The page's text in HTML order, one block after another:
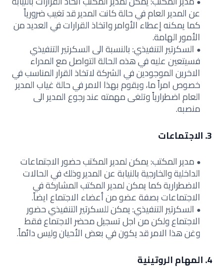
عن المدير العام في حالة كانت المدير قد تغيب ضرورياً
كما يمكنه إعطاء الأوامر واتخاذ القرارات في العديد من
الأمور الهامة.
السكرتير التنفيذي: بالنسبة الى السكرتير التنفيذي
فسيتعين عليه في هذه الحالة التواصل مع المدراء
الاخرين الموجودين في الشركة لاتخاذ القرار المناسب في
خصوص امراً ما، ويقوم بهذا الامر في حالة غياب المدير
العام اضطرارياً وتلغى مهمته عند رجوع المدير الى
منصبه.
3. الاجتماعات
مدير المكتب: يمكن لمدير المكتب حضور الاجتماعات
الداخلية والخارجية بالنيابة عن المدير وذلك في الحالات
الاضطرارية كما يمكن لمدير المكتب المشاركة في
الاجتماعات بصفة عضو من أعضاء الاجتماع ايضاً.
السكرتير التنفيذي: يمكن للسكرتير التنفيذي حضور
الاجتماع ولكن من اجل تسجيل محضر الاجتماع فقط
وغن هذا الامر قد يكون في بعض الأحيان وليس دائماً.
4. المهام الروتينية